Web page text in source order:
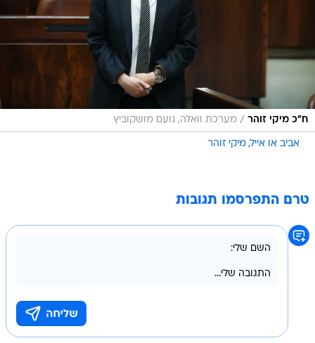
ח"כ מיקי זוהר / מערכת וואלה, נועם מושקוביץ
אביב או אייל מיקי זוהר
טרם התפרסמו תגובות